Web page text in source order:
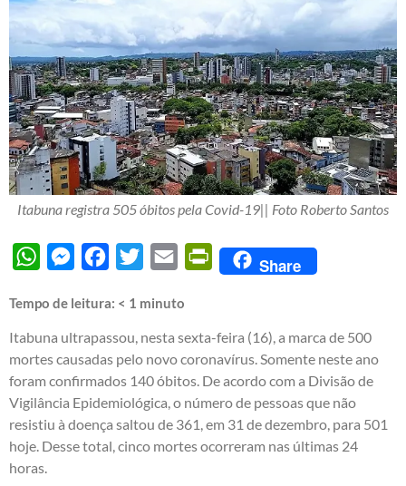
Itabuna registra 505 óbitos pela Covid-19|| Foto Roberto Santos
WhatsAppMessengerFacebook
Twitter Email PrintFriendly
Share
Tempo de leitura: < 1 minuto
Itabuna ultrapassou, nesta sexta-feira (16), a marca de 500
mortes causadas pelo novo coronavírus. Somente neste ano
foram confirmados 140 óbitos. De acordo com a Divisão de
Vigilância Epidemiológica, o número de pessoas que não
resistiu à doença saltou de 361, em 31 de dezembro, para 501
hoje. Desse total, cinco mortes ocorreram nas últimas 24
horas.